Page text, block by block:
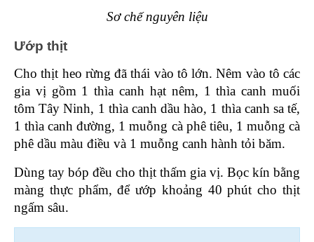
Sơ chế nguyên liệu
Ướp thịt
Cho thịt heo rừng đã thái vào tô lớn. Nêm vào tô các
gia vị gồm 1 thìa canh hạt nêm, 1 thìa canh muối
tôm Tây Ninh, 1 thìa canh dầu hào, 1 thìa canh sa tế,
1 thìa canh đường, 1 muỗng cà phê tiêu, 1 muỗng cà
phê dầu màu điều và 1 muỗng canh hành tỏi băm.
Dùng tay bóp đều cho thịt thấm gia vị. Bọc kín bằng
màng thực phẩm, để ướp khoảng 40 phút cho thịt
ngấm sâu.